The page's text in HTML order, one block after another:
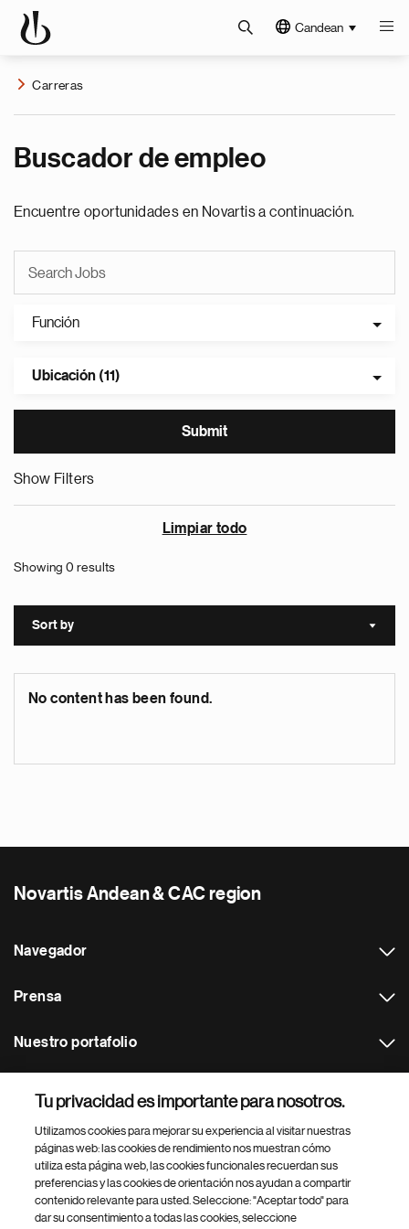
Candean
Carreras
Buscador de empleo
Encuentre oportunidades en Novartis a continuación.
Función
Ubicación (11)
Show Filters
Limpiar todo
Showing 0 results
Sort by Sort
No content has been found.
Novartis Andean & CAC region
Navegador
Prensa
Nuestro portafolio
Footer Site Search
Tu privacidad es importante para nosotros.
Utilizamos cookies para mejorar su experiencia al visitar nuestras
páginas web: las cookies de rendimiento nos muestran cómo
utiliza esta página web, las cookies funcionales recuerdan sus
preferencias y las cookies de orientación nos ayudan a compartir
contenido relevante para usted. Seleccione: "Aceptar todo" para
dar su consentimiento a todas las cookies, seleccione